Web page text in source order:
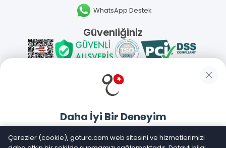
WhatsApp Destek
Güvenliğiniz
Sosyal Medya
Mobil Uygulamalarımız
Daha İyi Bir Deneyim
Goturc mobil uygulamasıyla daha hızlı ve kolay alışveriş
yapın
Çerezler (cookie), goturc.com web sitesini ve hizmetlerimizi